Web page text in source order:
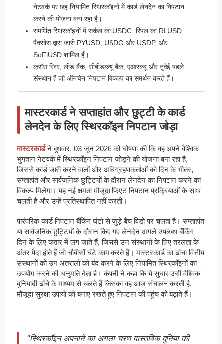
नेटवर्क पर छह नियामित स्थिरकॉइनों में कार्ड लेनदेन का निपटान
करने की योजना बना रहा है।
समर्थित स्थिरकॉइनों में सर्कल का USDC, रिपल का RLUSD,
पैक्सोस द्वारा जारी PYUSD, USDG और USDP, और
SoFiUSD शामिल हैं।
क्रॉस रिवर, लीड बैंक, सीबीडब्ल्यू बैंक, एआरक्यू और नुवेई पहले
संस्थान हैं जो ऑनचेन निपटान विकल्प का समर्थन करते हैं।
मास्टरकार्ड ने सप्ताहांत और छुट्टी के कार्ड
लेनदेन के लिए स्थिरकॉइन निपटान जोड़ा
मास्टरकार्डने बुधवार, 03 जून 2026 को घोषणा की कि वह अपने वैश्विक
भुगतान नेटवर्क में स्थिरकॉइन निपटान जोड़ने की योजना बना रहा है,
जिससे कार्ड जारी करने वालों और अधिग्रहणकर्ताओं को दिन के भीतर,
सप्ताहांत और सार्वजनिक छुट्टियों के दौरान लेनदेन का निपटान करने का
विकल्प मिलेगा। यह नई क्षमता मौजूदा फिएट निपटान प्रक्रियाओं के साथ
चलती है और उन्हें प्रतिस्थापित नहीं करती।
पारंपरिक कार्ड निपटान बैंकिंग घंटों से जुड़े बैच विंडो पर चलता है। सप्ताहांत
या सार्वजनिक छुट्टियों के दौरान किए गए लेनदेन अगले उपलब्ध बैंकिंग
दिन के लिए कतार में लग जाते हैं, जिससे उन संस्थानों के लिए तरलता के
अंतर पैदा होते हैं जो चौबीसों घंटे काम करते हैं। मास्टरकार्ड का ढांचा वित्तीय
संस्थानों को उन अंतरालों को बंद करने के लिए नियामित स्थिरकॉइनों का
उपयोग करने की अनुमति देता है। कंपनी ने कहा कि ये सुधार उसी वैश्विक
बुनियादी ढांचे के माध्यम से चलते हैं जिसका वह आज संचालन करती है,
मौजूदा सुरक्षा उपायों को बनाए रखते हुए निपटान की पहुंच को बढ़ाते हैं।
"स्थिरकॉइन अपनाने का अगला चरण वास्तविक दुनिया की